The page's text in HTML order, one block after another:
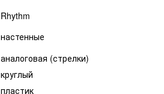
Rhythm
настенные
аналоговая (стрелки)
круглый
пластик